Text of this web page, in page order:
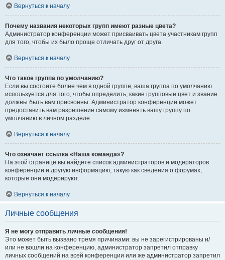
Вернуться к началу
Почему названия некоторых групп имеют разные цвета?
Администратор конференции может присваивать цвета участникам групп
для того, чтобы их было проще отличать друг от друга.
Вернуться к началу
Что такое группа по умолчанию?
Если вы состоите более чем в одной группе, ваша группа по умолчанию
используется для того, чтобы определить, какие групповые цвет и звание
должны быть вам присвоены. Администратор конференции может
предоставить вам разрешение самому изменять вашу группу по
умолчанию в личном разделе.
Вернуться к началу
Что означает ссылка «Наша команда»?
На этой странице вы найдёте список администраторов и модераторов
конференции и другую информацию, такую как сведения о форумах,
которые они модерируют.
Вернуться к началу
Личные сообщения
Я не могу отправить личные сообщения!
Это может быть вызвано тремя причинами: вы не зарегистрированы и/
или не вошли на конференцию, администратор запретил отправку
личных сообщений на всей конференции или же администратор запретил